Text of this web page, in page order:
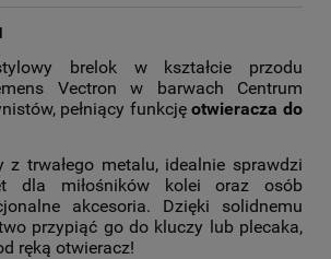
brelok w kształcie przodu
Vectron w barwach Centrum
pełniący funkcjęotwieracza do
z trwałego metalu, idealnie sprawdzi
dla miłośników kolei oraz osób
akcesoria. Dzięki solidnemu
przypiąć go do kluczy lub plecaka,
ręką otwieracz!